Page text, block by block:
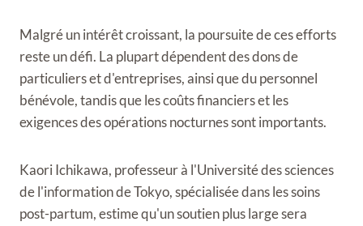
Malgré un intérêt croissant, la poursuite de ces efforts
reste un défi. La plupart dépendent des dons de
particuliers et d'entreprises, ainsi que du personnel
bénévole, tandis que les coûts financiers et les
exigences des opérations nocturnes sont importants.
Kaori Ichikawa, professeur à l'Université des sciences
de l'information de Tokyo, spécialisée dans les soins
post-partum, estime qu'un soutien plus large sera